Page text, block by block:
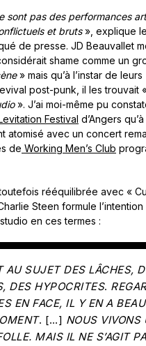
sont pas des performances
et bruts», explique
de presse. JD Beauvallet
shame comme un
» mais qu’à l’instar de leurs
post-punk, il les trouvait
». J’ai moi-même pu
Festival d’Angers
atomisé avec un concert
de Working Men’s Club
toutefois rééquilibrée avec «
Steen formule
en ces termes :
AU SUJET DES LÂCHES,
DES HYPOCRITES.
EN FACE, IL Y EN A
. […] NOUS VIVONS
MAIS IL NE S’AGIT